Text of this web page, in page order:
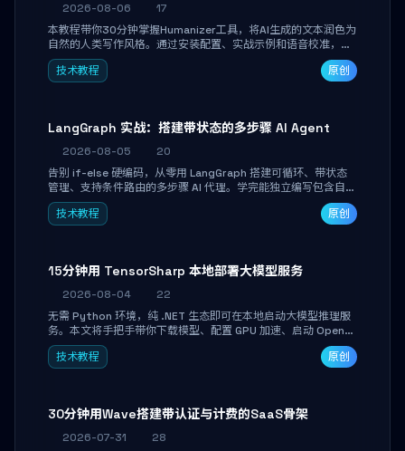
2026-08-06
17
本教程带你30分钟掌握Humanizer工具，将AI生成的文本润色为
自然的人类写作风格。通过安装配置、实战示例和语音校准，让
你的内容告别AI痕迹，匹配个人写作习惯，适合内容创作者和技
术博主。
技术教程 原创
LangGraph 实战：搭建带状态的多步骤 AI Agent
2026-08-05
20
告别 if-else 硬编码，从零用 LangGraph 搭建可循环、带状态
管理、支持条件路由的多步骤 AI 代理。学完能独立编写包含自动
决策、工具调用和持久化状态的复杂工作流，并避开递归溢出、
状态丢失等常见坑点。
技术教程 原创
15分钟用 TensorSharp 本地部署大模型服务
2026-08-04
22
无需 Python 环境，纯 .NET 生态即可在本地启动大模型推理服
务。本文将手把手带你下载模型、配置 GPU 加速、启动 OpenAI
兼容 API，并在 C# 业务代码中无缝调用。数据不出网，零门槛
搞定本地 LLM 部署。
技术教程 原创
30分钟用Wave搭建带认证与计费的SaaS骨架
2026-07-31
28